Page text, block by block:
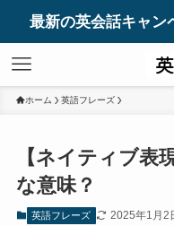
最新の英会話キャン
ホーム 英語フレーズ
【ネイティブ表
な意味？
英語フレーズ 2025年1月2